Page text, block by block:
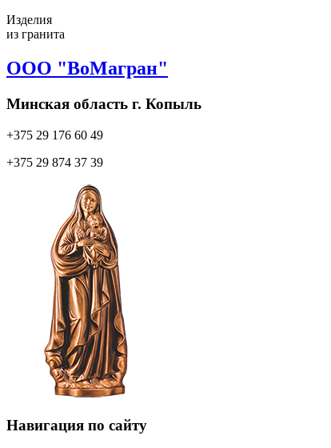
Изделия
из гранита
ООО "ВоМагран"
Минская область г. Копыль
+375 29 176 60 49
+375 29 874 37 39
Навигация по сайту